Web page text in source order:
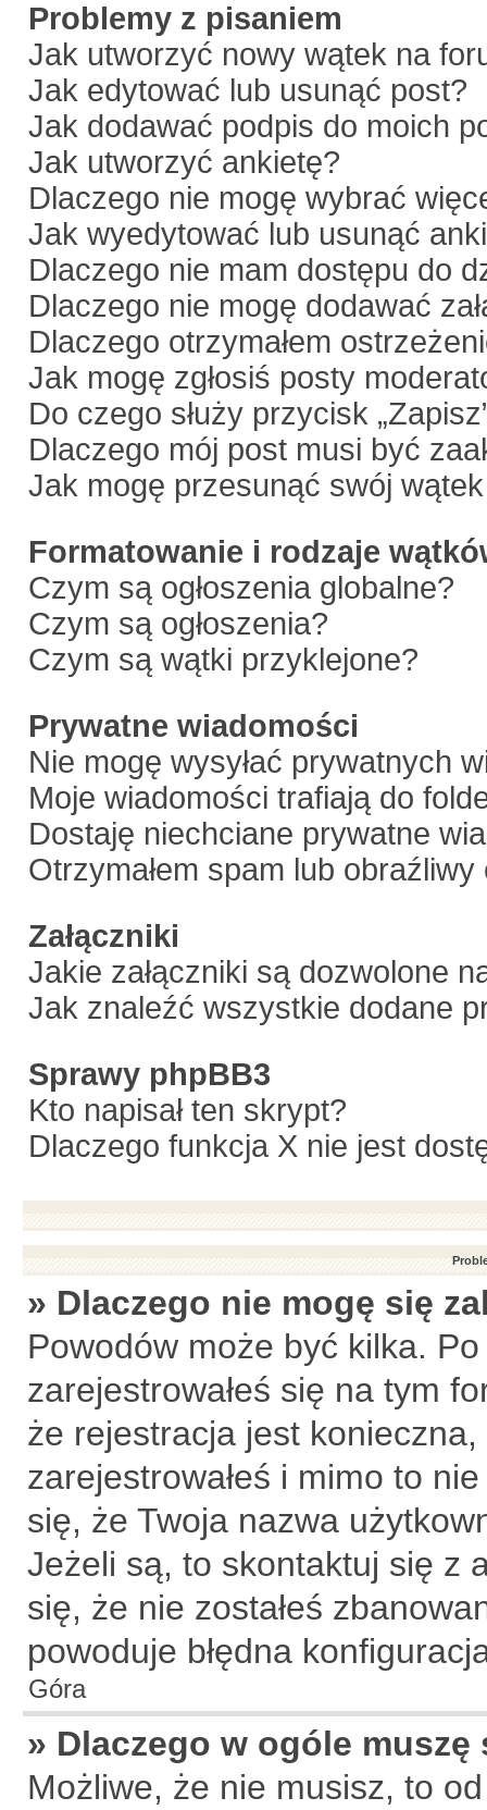
Problemy z pisaniem
Jak utworzyć nowy wątek na
Jak edytować lub usunąć post?
Jak dodawać podpis do moich
Jak utworzyć ankietę?
Dlaczego nie mogę wybrać
Jak wyedytować lub usunąć
Dlaczego nie mam dostępu do
Dlaczego nie mogę dodawać
Dlaczego otrzymałem
Jak mogę zgłosiś posty
Do czego służy przycisk
Dlaczego mój post musi być
Jak mogę przesunąć swój
Formatowanie i rodzaje
Czym są ogłoszenia globalne?
Czym są ogłoszenia?
Czym są wątki przyklejone?
Prywatne wiadomości
Nie mogę wysyłać prywatnych
Moje wiadomości trafiają do
Dostaję niechciane prywatne
Otrzymałem spam lub
Załączniki
Jakie załączniki są dozwolone
Jak znaleźć wszystkie dodane
Sprawy phpBB3
Kto napisał ten skrypt?
Dlaczego funkcja X nie jest
» Dlaczego nie mogę się
Powodów może być kilka.
zarejestrowałeś się na tym
że rejestracja jest
zarejestrowałeś i mimo to
się, że Twoja nazwa
Jeżeli są, to skontaktuj się z
się, że nie zostałeś
powoduje błędna
Góra
» Dlaczego w ogóle
Możliwe, że nie musisz, to